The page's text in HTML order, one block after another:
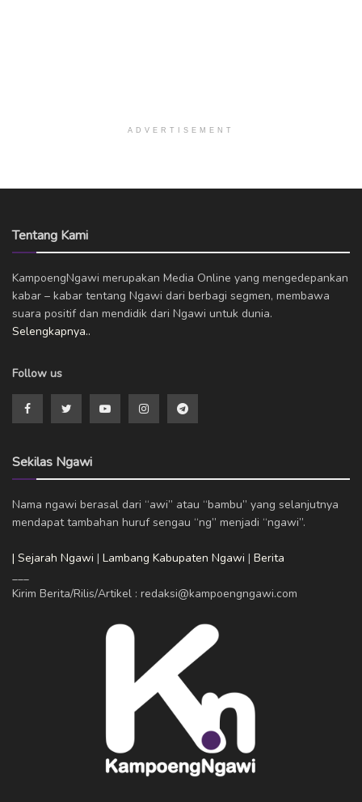
ADVERTISEMENT
Tentang Kami
KampoengNgawi merupakan Media Online yang mengedepankan
kabar – kabar tentang Ngawi dari berbagi segmen, membawa
suara positif dan mendidik dari Ngawi untuk dunia.
Selengkapnya..
Follow us
Sekilas Ngawi
Nama ngawi berasal dari “awi” atau “bambu” yang selanjutnya
mendapat tambahan huruf sengau “ng” menjadi “ngawi”.
| Sejarah Ngawi | Lambang Kabupaten Ngawi | Berita
Kirim Berita/Rilis/Artikel : redaksi@kampoengngawi.com